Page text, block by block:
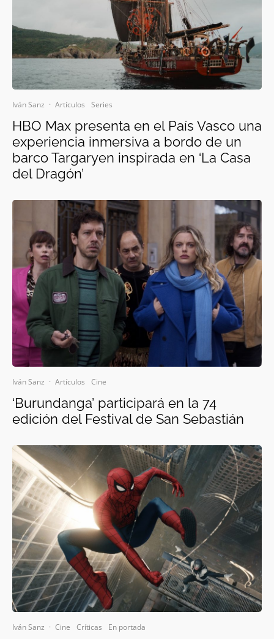
Iván Sanz · Artículos Series
HBO Max presenta en el País Vasco una
experiencia inmersiva a bordo de un
barco Targaryen inspirada en ‘La Casa
del Dragón’
Iván Sanz · Artículos Cine
‘Burundanga’ participará en la 74
edición del Festival de San Sebastián
Iván Sanz · Cine Críticas En portada